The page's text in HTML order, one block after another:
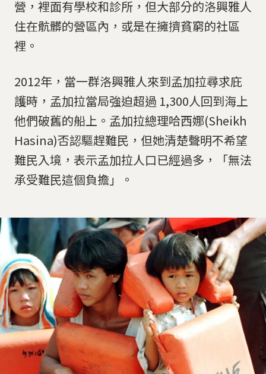
營，裡面有學校和診所，但大部分的洛興雅人
住在骯髒的營區內，或是在擁擠貧窮的社區
裡。
2012年，當一群洛興雅人來到孟加拉尋求庇
護時，孟加拉當局強迫超過 1,300人回到海上
他們破舊的船上。孟加拉總理哈西娜(Sheikh
Hasina)否認驅趕難民，但她清楚聲明不希望
難民入境，表示孟加拉人口已經過多，「無法
承受難民這個負擔」。